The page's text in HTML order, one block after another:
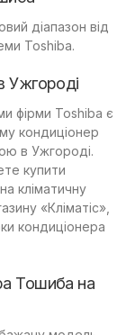
діапазон від
Toshiba.
Ужгороді
фірми Toshiba є
кондиціонер
в Ужгороді.
купити
кліматичну
«Кліматіс»,
кондиціонера
Тошиба на